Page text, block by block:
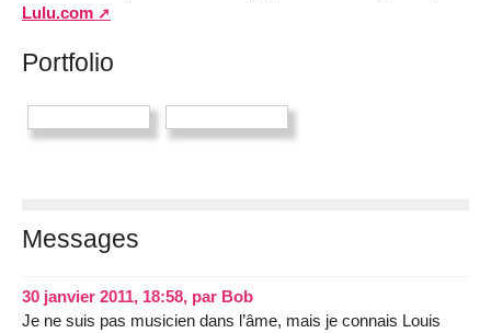
Lulu.com
Portfolio
Messages
30 janvier 2011, 18:58, par Bob
Je ne suis pas musicien dans l’âme, mais je connais Louis